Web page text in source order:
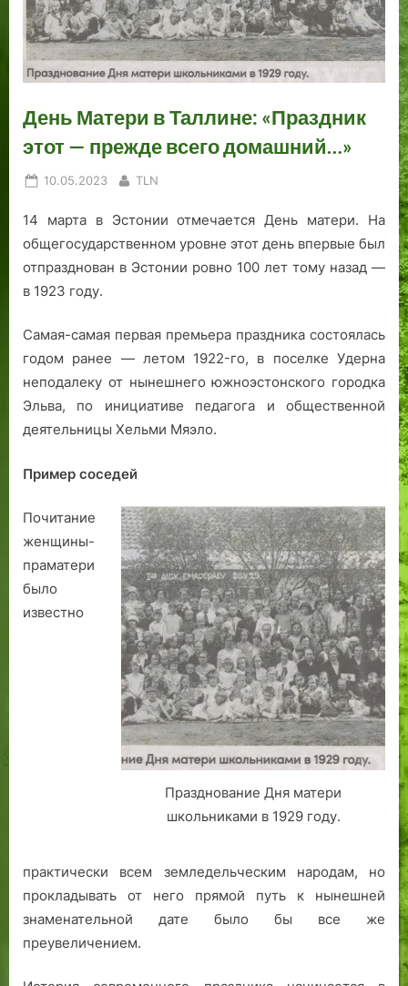
…
е
д
р
е
е
с
о
г
о
а
м
а
л
т
й
т
в
а
ф
о
м
К
ц
е
а
т
о
р
а
ц
е
Н
у
н
е
к
р
е
е
с
о
г
о
в
о
з
в
р
а
щ
е
н
и
я
к
д
о
т
т
№
4
К
о
н
а
П
я
а
а
День Матери в Таллине: «Праздник
этот — прежде всего домашний…»
Posted
10.05.2023 By
TLN
14 марта в Эстонии отмечается День матери. На
общегосударственном уровне этот день впервые был
отпразднован в Эстонии ровно 100 лет тому назад —
в 1923 году.
Самая-самая первая премьера праздника состоялась
годом ранее — летом 1922-го, в поселке Удерна
неподалеку от нынешнего южноэстонского городка
Эльва, по инициативе педагога и общественной
деятельницы Хельми Мяэло.
Пример соседей
Празднование Дня матери
школьниками в 1929 году.
Почитание
женщины-
праматери
было
известно
практически всем земледельческим народам, но
прокладывать от него прямой путь к нынешней
знаменательной дате было бы все же
преувеличением.